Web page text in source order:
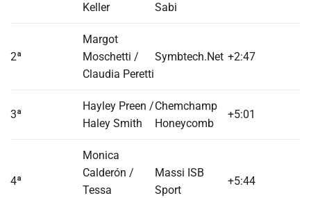
Keller Sabi
2ª
Margot
Moschetti /
Claudia Peretti
Symbtech.Net +2:47
3ª
Hayley Preen /
Haley Smith
Chemchamp
Honeycomb
+5:01
4ª
Monica
Calderón /
Tessa
Massi ISB
Sport
+5:44